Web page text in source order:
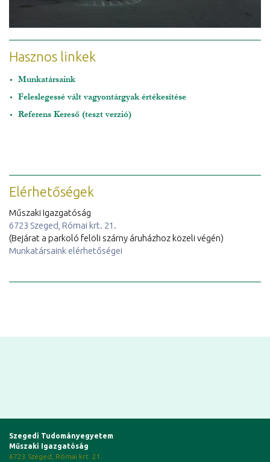
Hasznos linkek
Munkatársaink
Feleslegessé vált vagyontárgyak értékesítése
Referens Kereső (teszt verzió)
Elérhetőségek
Műszaki Igazgatóság
6723 Szeged, Római krt. 21.
(Bejárat a parkoló felöli szárny áruházhoz közeli végén)
Munkatársaink elérhetőségei
Szegedi Tudományegyetem
Műszaki Igazgatóság
6723 Szeged, Római krt. 21.